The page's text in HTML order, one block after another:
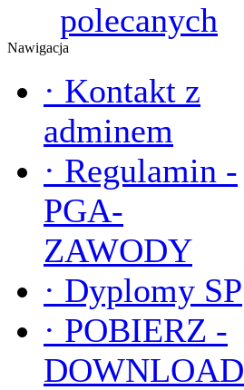
polecanych
Nawigacja
· Kontakt z
adminem
· Regulamin -
PGA-
ZAWODY
· Dyplomy SP
· POBIERZ -
DOWNLOAD